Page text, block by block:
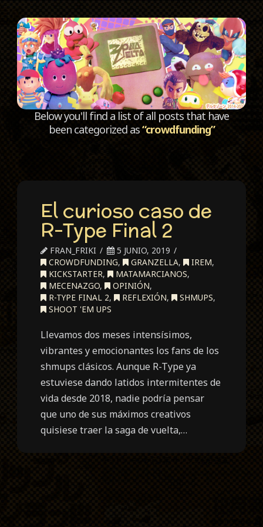
Below you'll find a list of all posts that have
been categorized as“crowdfunding”
El curioso caso de
R-Type Final 2
FRAN_FRIKI
5 JUNIO, 2019
CROWDFUNDING, GRANZELLA, IREM,
KICKSTARTER, MATAMARCIANOS,
MECENAZGO, OPINIÓN,
R-TYPE FINAL 2, REFLEXIÓN, SHMUPS,
SHOOT 'EM UPS
Llevamos dos meses intensísimos,
vibrantes y emocionantes los fans de los
shmups clásicos. Aunque R-Type ya
estuviese dando latidos intermitentes de
vida desde 2018, nadie podría pensar
que uno de sus máximos creativos
quisiese traer la saga de vuelta,…